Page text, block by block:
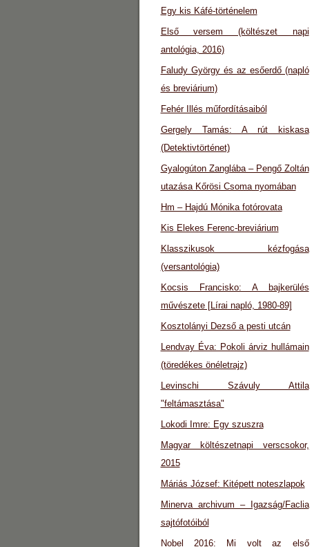
Egy kis Káfé-történelem
Első versem (költészet napi
antológia, 2016)
Faludy György és az esőerdő (napló
és breviárium)
Fehér Illés műfordításaiból
Gergely Tamás: A rút kiskasa
(Detektivtörténet)
Gyalogúton Zanglába – Pengő Zoltán
utazása Kőrösi Csoma nyomában
Hm – Hajdú Mónika fotórovata
Kis Elekes Ferenc-breviárium
Klasszikusok kézfogása
(versantológia)
Kocsis Francisko: A bajkerülés
művészete [Lírai napló, 1980-89]
Kosztolányi Dezső a pesti utcán
Lendvay Éva: Pokoli árviz hullámain
(töredékes önéletrajz)
Levinschi Szávuly Attila
"feltámasztása"
Lokodi Imre: Egy szuszra
Magyar költészetnapi verscsokor,
2015
Máriás József: Kitépett noteszlapok
Minerva archivum – Igazság/Faclia
sajtófotóiból
Nobel 2016: Mi volt az első